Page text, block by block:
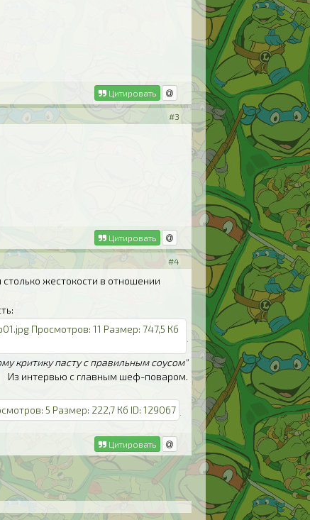
Цитировать
#3
Цитировать
#4
жестокости в отношении
критику пасту с правильным соусом"
Из интервью с главным шеф-поваром.
Цитировать